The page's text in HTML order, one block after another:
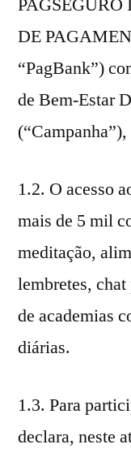
DE
“PagBank”)
de Bem-Estar
1.2. O acesso
mais de 5 mil
meditação,
lembretes,
de academias
diárias.
1.3. Para
declara, neste